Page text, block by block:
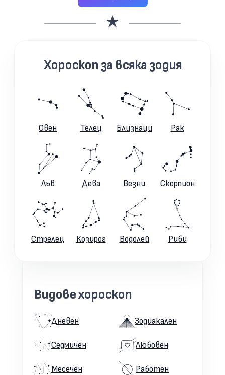
Хороскоп за всяка зодия
Овен Телец Близнаци Рак
Лъв Дева Везни Скорпион
Стрелец Козирог Водолей Риби
Видове хороскоп
Дневен
Седмичен
Месечен
Зодиакален
Любовен
Работен